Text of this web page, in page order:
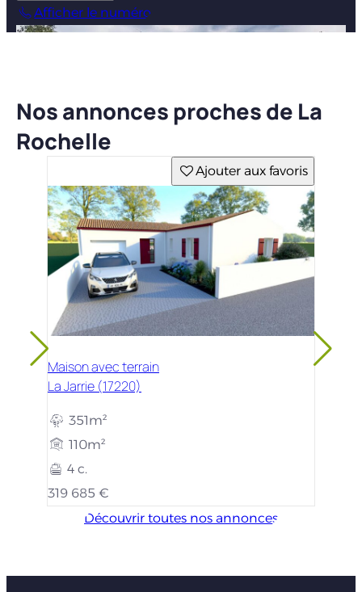
Afficher le numéro
Nos annonces proches de La
Rochelle
Ajouter aux favoris
Maison avec terrain
La Jarrie (17220)
351m²
110m²
4 c.
319 685 €
Découvrir toutes nos annonces